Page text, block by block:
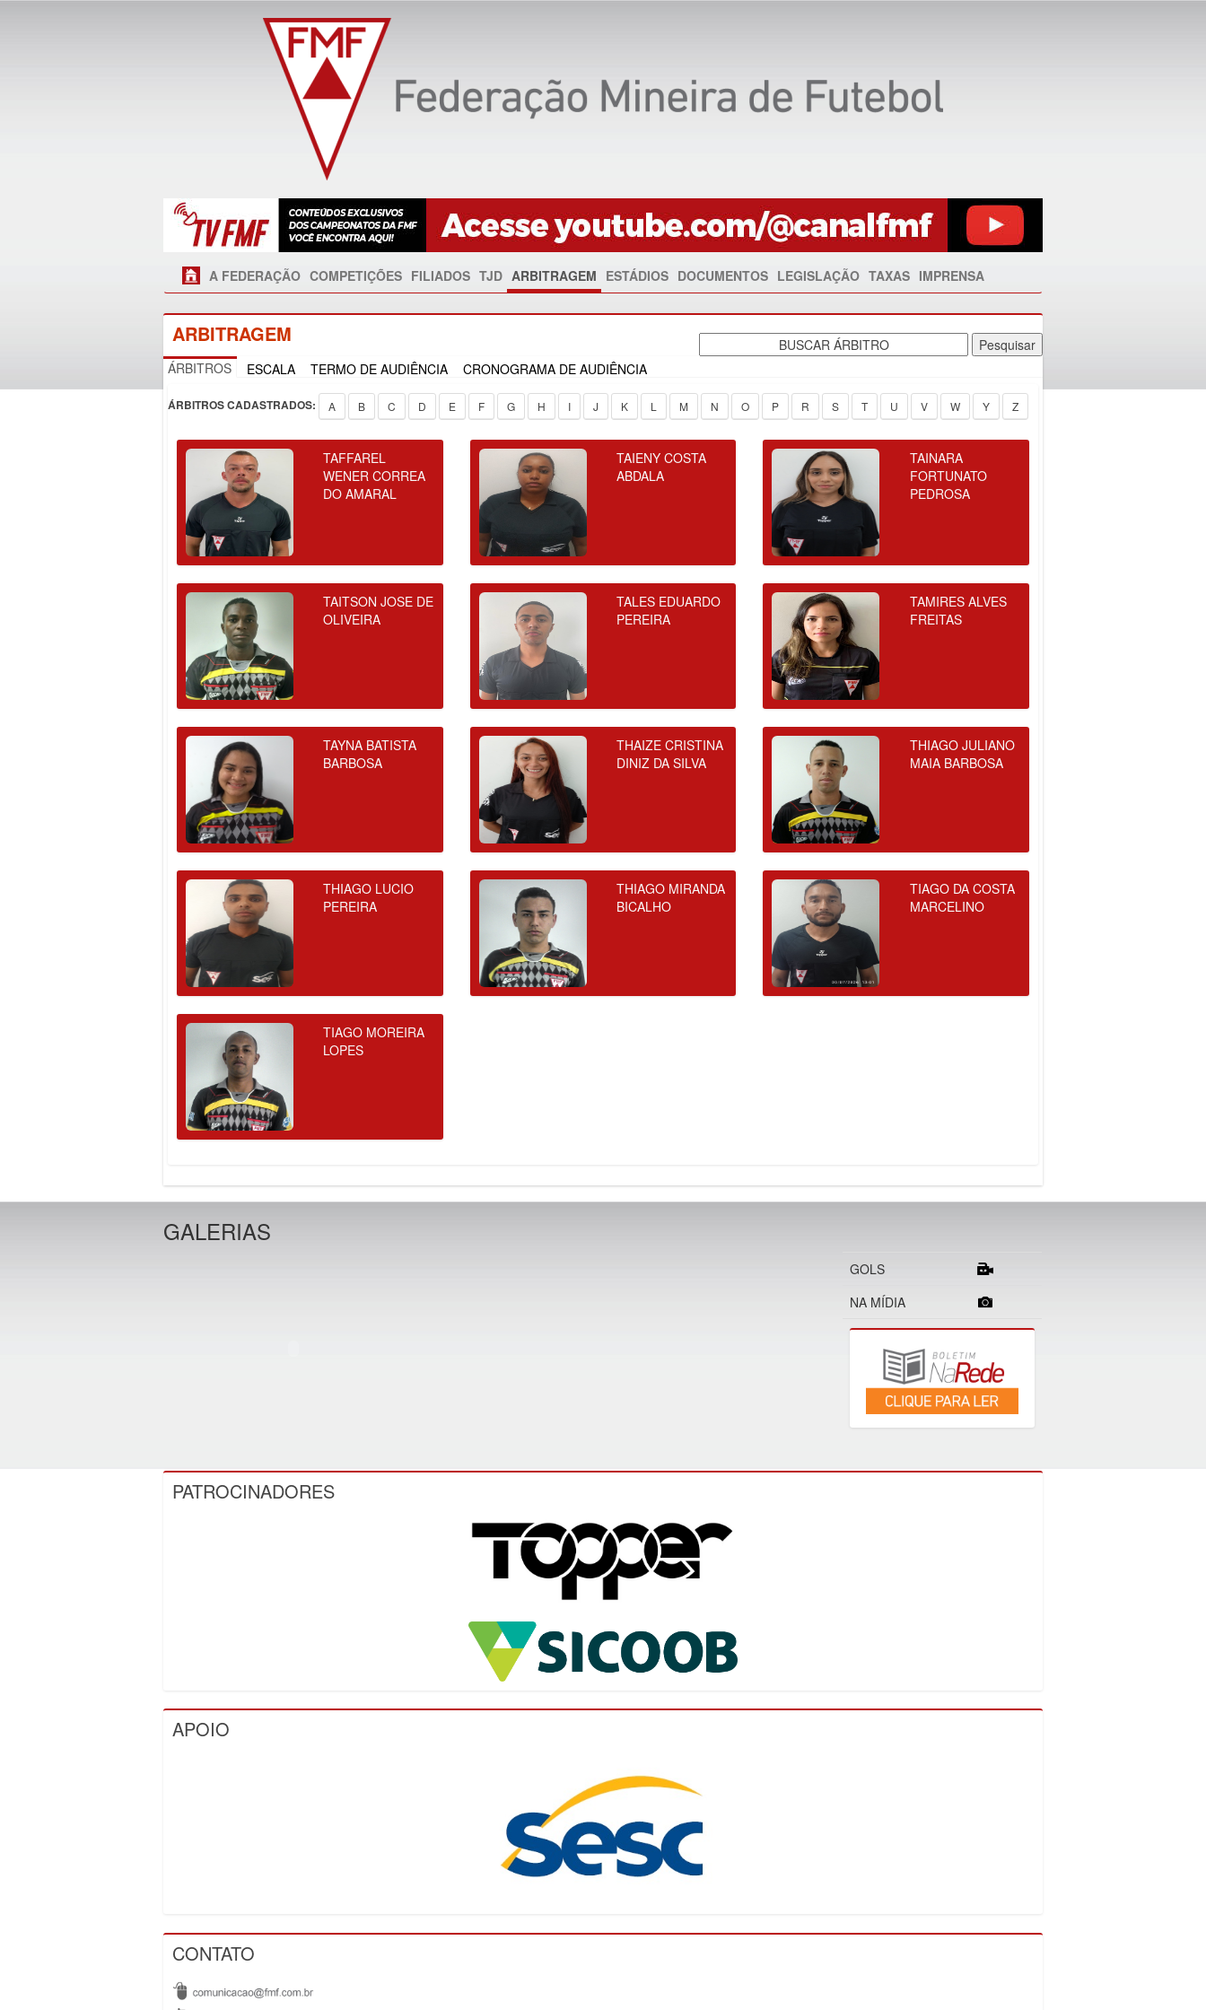
A FEDERAÇÃO COMPETIÇÕES FILIADOS TJD ARBITRAGEM ESTÁDIOS DOCUMENTOS LEGISLAÇÃO TAXAS IMPRENSA
ARBITRAGEM
ÁRBITROS ESCALA TERMO DE AUDIÊNCIA CRONOGRAMA DE AUDIÊNCIA
ÁRBITROS CADASTRADOS: A B C D E F G H I J K L M N O P R S T U V W Y Z
TAFFAREL
WENER CORREA
DO AMARAL
TAIENY COSTA
ABDALA
TAINARA
FORTUNATO
PEDROSA
TAITSON JOSE DE
OLIVEIRA
TALES EDUARDO
PEREIRA
TAMIRES ALVES
FREITAS
TAYNA BATISTA
BARBOSA
THAIZE CRISTINA
DINIZ DA SILVA
THIAGO JULIANO
MAIA BARBOSA
THIAGO LUCIO
PEREIRA
THIAGO MIRANDA
BICALHO
TIAGO DA COSTA
MARCELINO
TIAGO MOREIRA
LOPES
GALERIAS
GOLS
NA MÍDIA
PATROCINADORES
APOIO
CONTATO